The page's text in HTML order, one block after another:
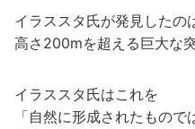
イラススタ氏が発見したの
高さ200mを超える巨大な突
イラススタ氏はこれを
「自然に形成されたもので